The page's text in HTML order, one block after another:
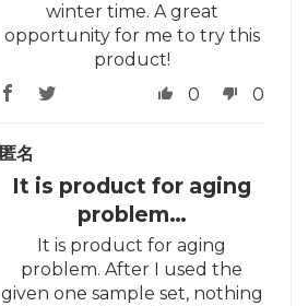
winter time. A great
opportunity for me to try this
product!
0
0
匿名
It is product for aging
problem…
It is product for aging
problem. After I used the
given one sample set, nothing